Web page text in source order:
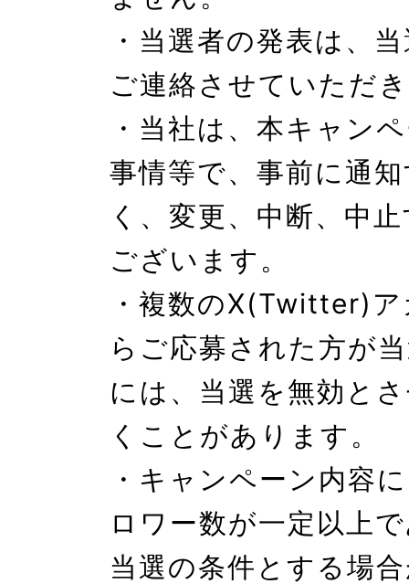
・当選者の発表は、
ご連絡させていただ
・当社は、本キャン
事情等で、事前に通
く、変更、中断、中
ございます。
・複数のX(Twitter)
らご応募された方が
には、当選を無効と
くことがあります。
・キャンペーン内容
ロワー数が一定以上
当選の条件とする場